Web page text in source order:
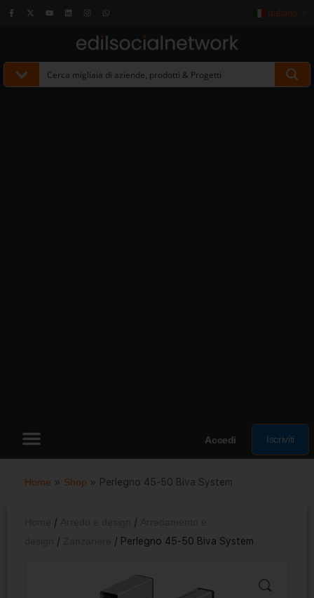
Italiano
Accedi Iscriviti
Home » Shop » Perlegno 45-50 Biva System
/ /
/ / Perlegno 45-50 Biva System